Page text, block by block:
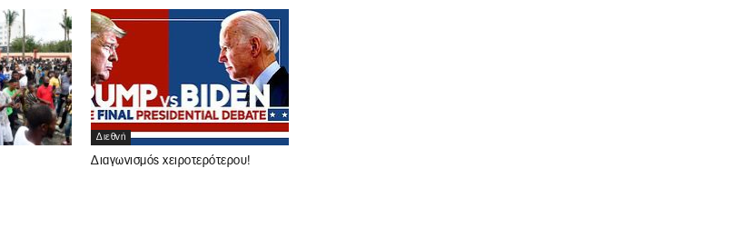
Διεθνή
Διαγωνισμός χειροτερότερου!